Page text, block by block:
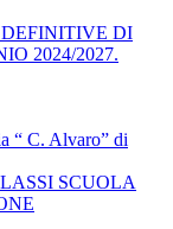
DI
2024/2027.
“ C. Alvaro” di
SCUOLA